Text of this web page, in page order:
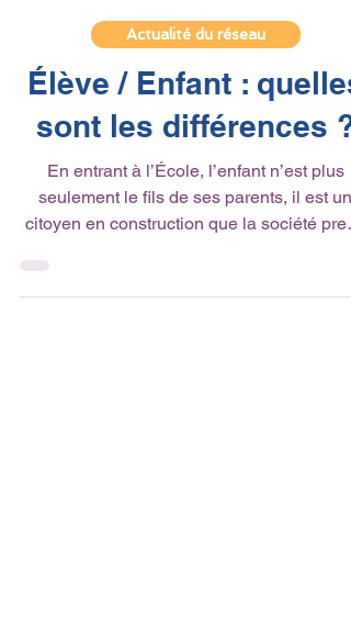
9 janv. 2023 1 min de lecture
Actualité du réseau
Élève / Enfant : quelles
sont les différences ?
En entrant à l’École, l’enfant n’est plus
en...